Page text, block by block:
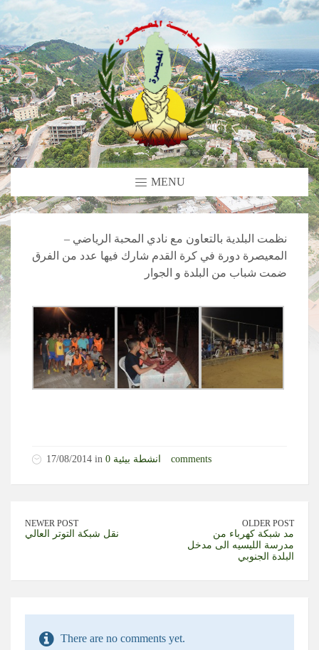
MENU
نظمت البلدية بالتعاون مع نادي المحبة الرياضي –
المعيصرة دورة في كرة القدم شارك فيها عدد من الفرق
ضمت شباب من البلدة و الجوار
17/08/2014 in انشطة بيئية 0 comments
NEWER POST
نقل شبكة التوتر العالي
OLDER POST
مد شبكة كهرباء من
مدرسة الليسيه الى مدخل
البلدة الجنوبي
There are no comments yet.